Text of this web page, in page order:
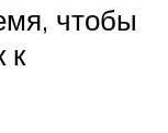
чтобы
к